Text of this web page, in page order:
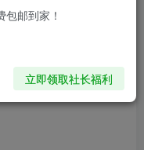
包裹感，
ZG设计，
邮到家！
立即领取社长福利